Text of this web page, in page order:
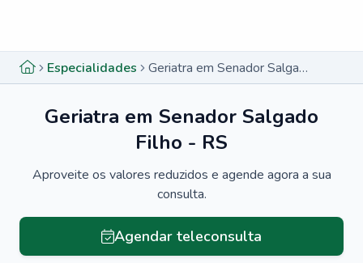
Especialidades Geriatra em Senador Salgado Filho - RS
Geriatra em Senador Salgado
Filho - RS
Aproveite os valores reduzidos e agende agora a sua
consulta.
Agendar teleconsulta